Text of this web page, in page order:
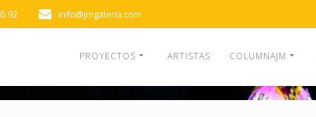
92 info@jmgaleria.com
PROYECTOS ARTISTAS COLUMNAJM